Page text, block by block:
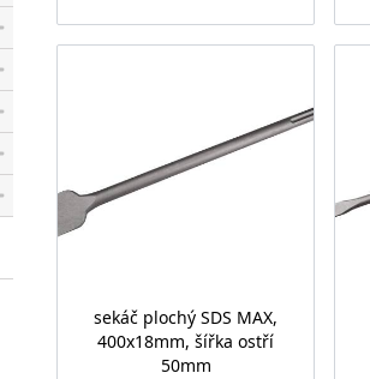
sekáč plochý SDS MAX,
400x18mm, šířka ostří
50mm